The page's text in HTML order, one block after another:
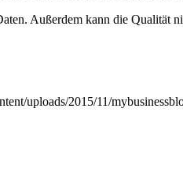
Außerdem kann die Qualität
uploads/2015/11/